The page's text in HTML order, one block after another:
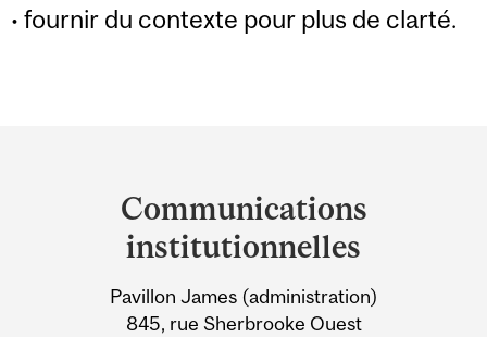
• fournir du contexte pour plus de clarté.
University
Information
Communications
institutionnelles
Pavillon James (administration)
845, rue Sherbrooke Ouest